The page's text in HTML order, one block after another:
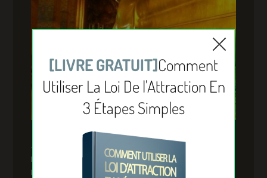
Je m’appelle Sylvain Wealth. J’ai 35 ans. Et je suis
passionné par tout ce qui touche de près ou d’un peu
plus loin le succès, la réussite et l’abondance. Mais ça